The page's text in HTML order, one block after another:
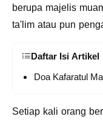
berupa majelis
ta'lim atau pun
Daftar Isi Artikel
Doa Kafaratul
Setiap kali orang